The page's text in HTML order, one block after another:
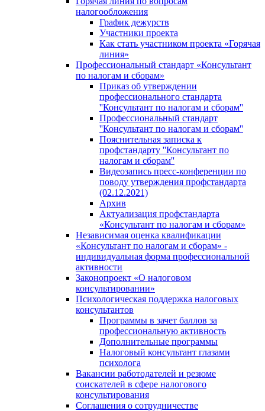
налогообложения
График дежурств
Участники проекта
Как стать участником проекта «Горячая
линия»
Профессиональный стандарт «Консультант
по налогам и сборам»
Приказ об утверждении
профессионального стандарта
''Консультант по налогам и сборам''
Профессиональный стандарт
''Консультант по налогам и сборам''
Пояснительная записка к
профстандарту ''Консультант по
налогам и сборам''
Видеозапись пресс-конференции по
поводу утверждения профстандарта
(02.12.2021)
Архив
Актуализация профстандарта
«Консультант по налогам и сборам»
Независимая оценка квалификации
«Консультант по налогам и сборам» -
индивидуальная форма профессиональной
активности
Законопроект «О налоговом
консультировании»
Психологическая поддержка налоговых
консультантов
Программы в зачет баллов за
профессиональную активность
Дополнительные программы
Налоговый консультант глазами
психолога
Вакансии работодателей и резюме
соискателей в сфере налогового
консультирования
Соглашения о сотрудничестве